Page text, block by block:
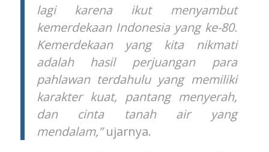
lagi karena ikut menyambut
kemerdekaan Indonesia yang ke-80.
Kemerdekaan yang kita nikmati
adalah hasil perjuangan para
pahlawan terdahulu yang memiliki
karakter kuat, pantang menyerah,
dan cinta tanah air yang
mendalam,”ujarnya.